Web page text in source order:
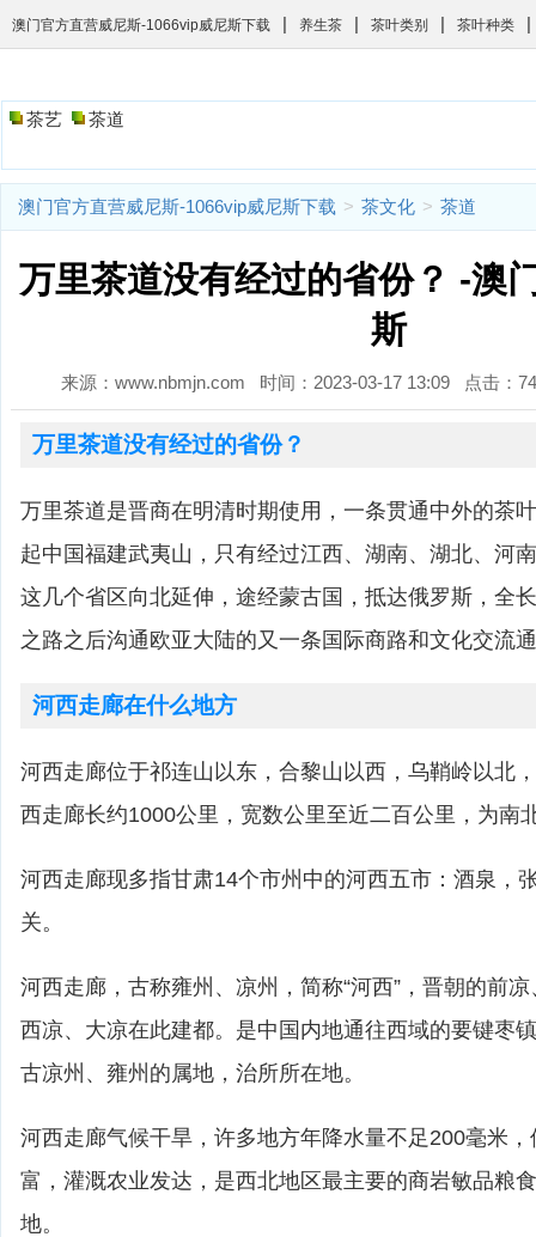
澳门官方直营威尼斯-1066vip威尼斯下载 | 养生茶 | 茶叶类别 | 茶叶种类 |
茶艺 茶道
澳门官方直营威尼斯-1066vip威尼斯下载 > 茶文化 > 茶道
万里茶道没有经过的省份？ -澳
斯
来源：www.nbmjn.com 时间：2023-03-17 13:09 点击：
万里茶道没有经过的省份？
万里茶道是晋商在明清时期使用，一条贯通中外的茶
起中国福建武夷山，只有经过江西、湖南、湖北、河
这几个省区向北延伸，途经蒙古国，抵达俄罗斯，全
之路之后沟通欧亚大陆的又一条国际商路和文化交流
河西走廊在什么地方
河西走廊位于祁连山以东，合黎山以西，乌鞘岭以北
西走廊长约1000公里，宽数公里至近二百公里，为南
河西走廊现多指甘肃14个市州中的河西五市：酒泉，
关。
河西走廊，古称雍州、凉州，简称“河西”，晋朝的前
西凉、大凉在此建都。是中国内地通往西域的要键枣
古凉州、雍州的属地，治所所在地。
河西走廊气候干旱，许多地方年降水量不足200毫米
富，灌溉农业发达，是西北地区最主要的商岩敏品粮
地。